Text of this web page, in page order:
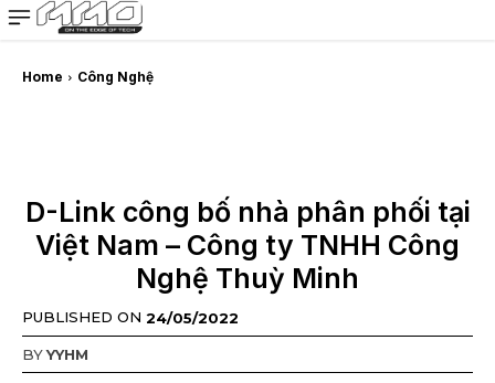
MMOSITE - Thông tin công nghệ
Bài viết nổi bật
Home Công Nghệ
D-Link công bố nhà phân phối tại
Việt Nam – Công ty TNHH Công
Nghệ Thuỳ Minh
PUBLISHED ON 24/05/2022
BYYYHM